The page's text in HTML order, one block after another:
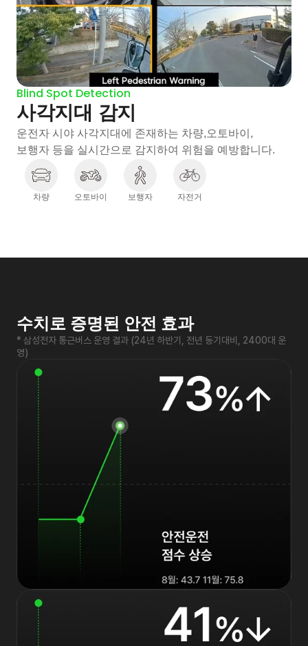
Blind Spot Detection
사각지대 감지
운전자 시야 사각지대에 존재하는 차량,오토바이,
보행자 등을 실시간으로 감지하여 위험을 예방합니다.
차량 오토바이 보행자 자전거
수치로 증명된 안전 효과
* 삼성전자 통근버스 운영 결과 (24년 하반기, 전년 동기대비, 2400대 운
영)